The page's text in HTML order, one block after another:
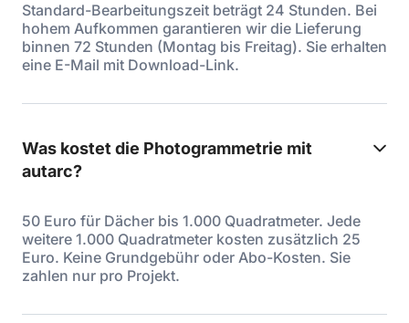
Standard-Bearbeitungszeit beträgt 24 Stunden. Bei
hohem Aufkommen garantieren wir die Lieferung
binnen 72 Stunden (Montag bis Freitag). Sie erhalten
eine E-Mail mit Download-Link.
Was kostet die Photogrammetrie mit
autarc?
50 Euro für Dächer bis 1.000 Quadratmeter. Jede
weitere 1.000 Quadratmeter kosten zusätzlich 25
Euro. Keine Grundgebühr oder Abo-Kosten. Sie
zahlen nur pro Projekt.